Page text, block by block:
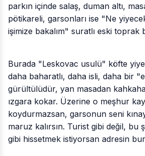
parkın içinde salaş, duman altı,
pötikareli, garsonları ise "Ne
işimize bakalım" suratlı eski toprak
Burada "Leskovac usulü" köfte
daha baharatlı, daha isli, daha bir
gürültülüdür, yan masadan
ızgara kokar. Üzerine o meşhur
koydurmazsan, garsonun seni
maruz kalırsın. Turist gibi değil, bu
gibi hissetmek istiyorsan adresin